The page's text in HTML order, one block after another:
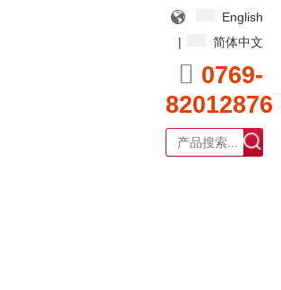
English
|
简体中文
 0769-
82012876